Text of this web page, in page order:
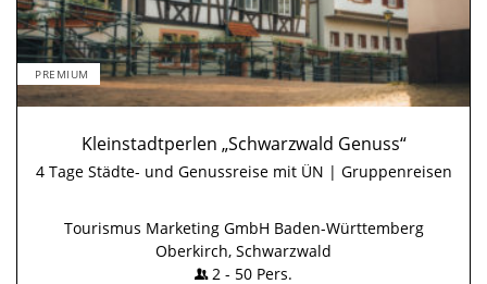
PREMIUM
Kleinstadtperlen „Schwarzwald Genuss“
4 Tage Städte- und Genussreise mit ÜN | Gruppenreisen
Tourismus Marketing GmbH Baden-Württemberg
Oberkirch, Schwarzwald
2 - 50 Pers.